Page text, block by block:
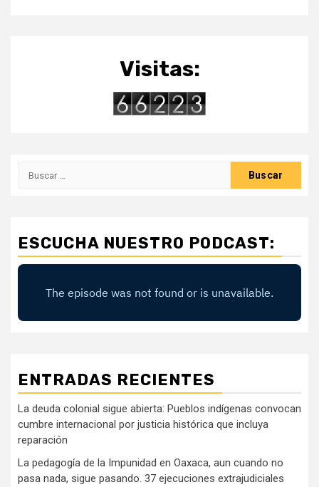
Visitas:
ESCUCHA NUESTRO PODCAST:
ENTRADAS RECIENTES
La deuda colonial sigue abierta: Pueblos indígenas convocan
cumbre internacional por justicia histórica que incluya
reparación
La pedagogía de la Impunidad en Oaxaca, aun cuando no
pasa nada, sigue pasando. 37 ejecuciones extrajudiciales